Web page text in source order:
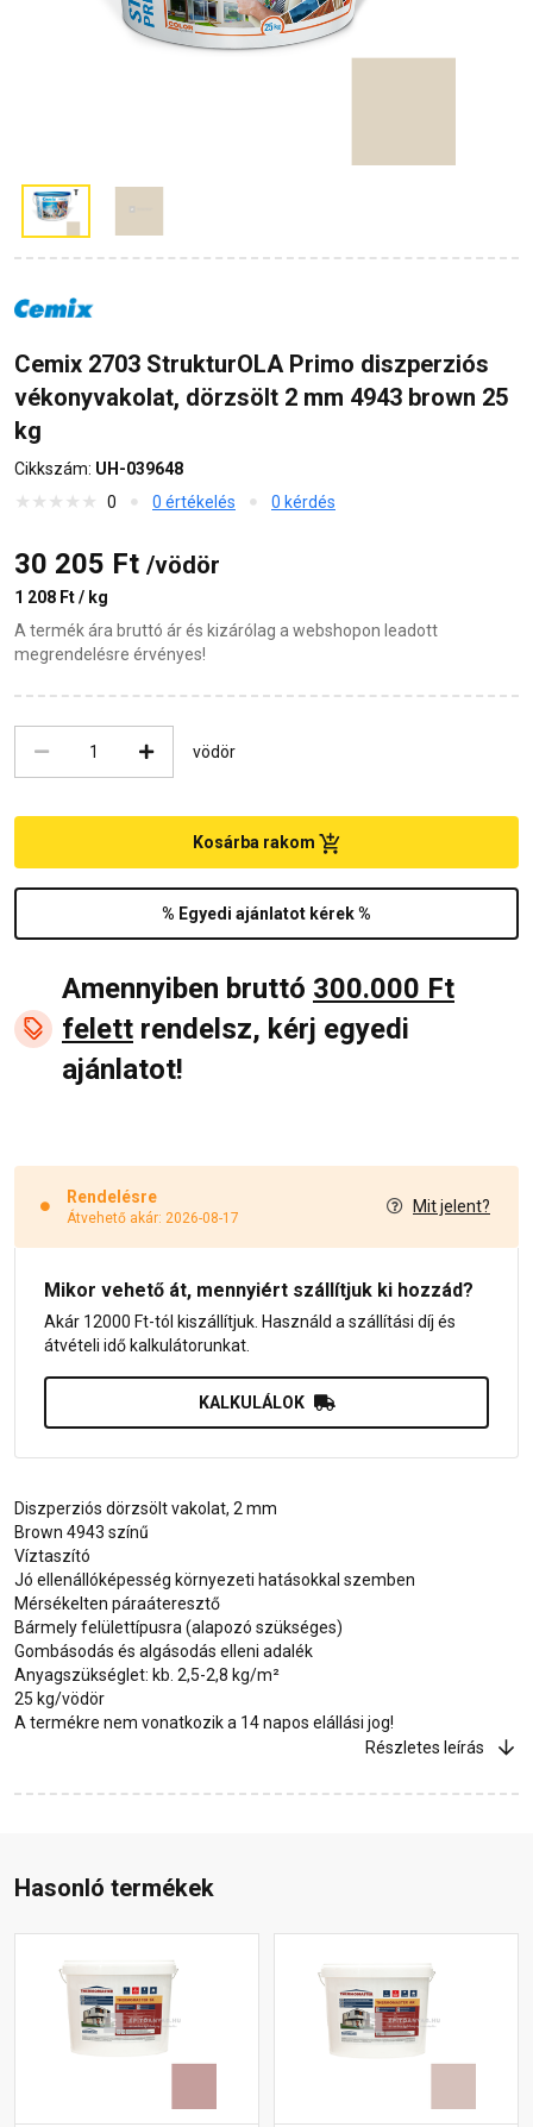
Cemix 2703 StrukturOLA Primo diszperziós
vékonyvakolat, dörzsölt 2 mm 4943 brown 25
kg
Cikkszám: UH-039648
0
0 értékelés 0 kérdés
30 205 Ft /vödör
1 208 Ft / kg
A termék ára bruttó ár és kizárólag a webshopon leadott
megrendelésre érvényes!
vödör
% Egyedi ajánlatot kérek %
Kosárba rakom
Amennyiben bruttó 300.000 Ft
felett rendelsz, kérj egyedi
ajánlatot!
Rendelésre
Átvehető akár: 2026-08-17
Mit jelent?
Mikor vehető át, mennyiért szállítjuk ki hozzád?
Akár 12000 Ft-tól kiszállítjuk. Használd a szállítási díj és
átvételi idő kalkulátorunkat.
KALKULÁLOK
Diszperziós dörzsölt vakolat, 2 mm
Brown 4943 színű
Víztaszító
Jó ellenállóképesség környezeti hatásokkal szemben
Mérsékelten páraáteresztő
Bármely felülettípusra (alapozó szükséges)
Gombásodás és algásodás elleni adalék
Anyagszükséglet: kb. 2,5-2,8 kg/m²
25 kg/vödör
A termékre nem vonatkozik a 14 napos elállási jog!
Részletes leírás
Hasonló termékek